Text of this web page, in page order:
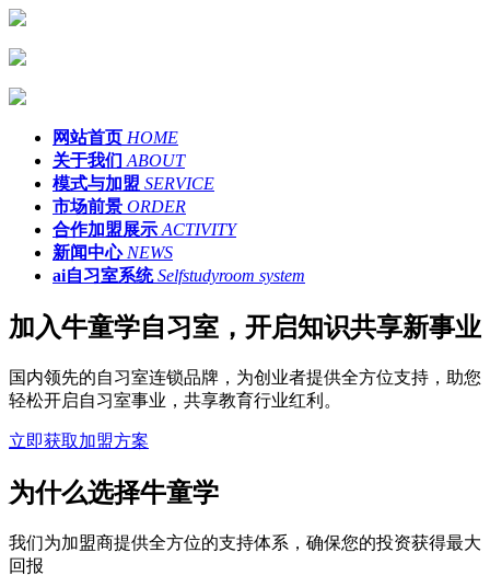
网站首页 HOME
关于我们 ABOUT
模式与加盟 SERVICE
市场前景 ORDER
合作加盟展示 ACTIVITY
新闻中心 NEWS
ai自习室系统 Selfstudyroom system
加入牛童学自习室，开启知识共享新事业
国内领先的自习室连锁品牌，为创业者提供全方位支持，助您
轻松开启自习室事业，共享教育行业红利。
立即获取加盟方案
为什么选择牛童学
我们为加盟商提供全方位的支持体系，确保您的投资获得最大
回报